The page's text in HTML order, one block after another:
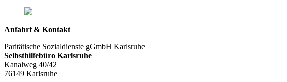
Anfahrt & Kontakt
Paritätische Sozialdienste gGmbH Karlsruhe
Selbsthilfebüro Karlsruhe
Kanalweg 40/42
76149 Karlsruhe